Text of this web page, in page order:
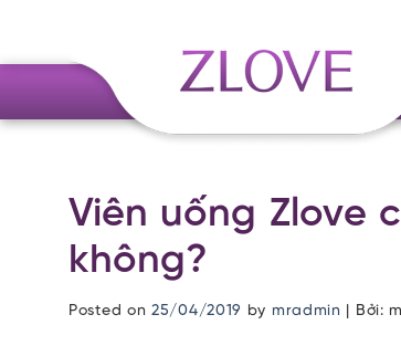
content
Viên uống Zlove
không?
Posted on 25/04/2019 by mradmin | Bởi: